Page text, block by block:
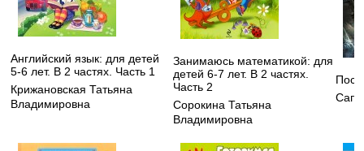
Английский язык: для детей
5-6 лет. В 2 частях. Часть 1
Крижановская Татьяна
Владимировна
Занимаюсь математикой: для
детей 6-7 лет. В 2 частях.
Часть 2
Сорокина Татьяна
Владимировна